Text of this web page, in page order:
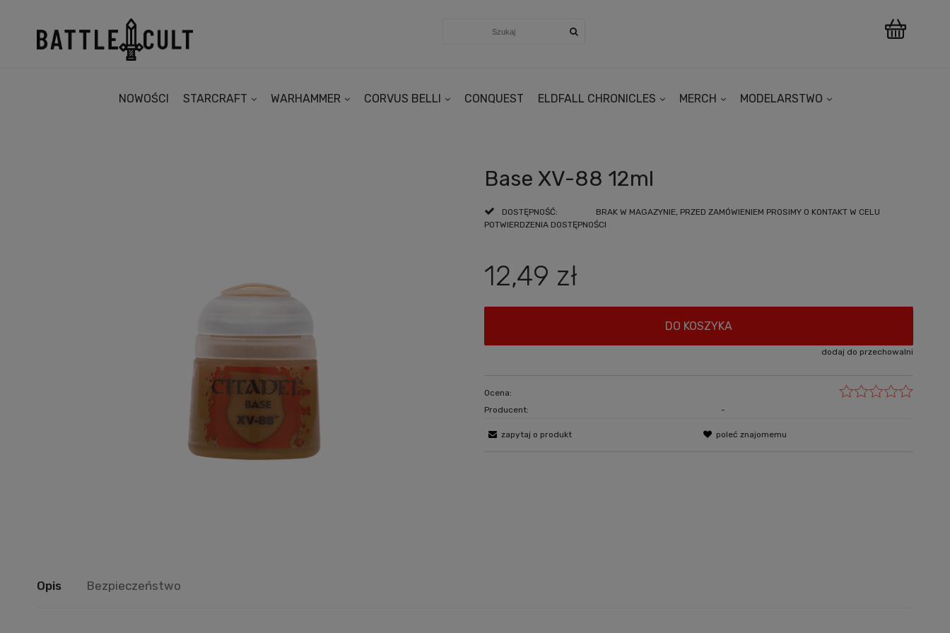
NOWOŚCI STARCRAFT WARHAMMER CORVUS BELLI CONQUEST ELDFALL CHRONICLES MERCH MODELARSTWO
Base XV-88 12ml
DOSTĘPNOŚĆ:
BRAK W MAGAZYNIE, PRZED ZAMÓWIENIEM PROSIMY O KONTAKT W CELU
POTWIERDZENIA DOSTĘPNOŚCI
12,49 zł
DO KOSZYKA
dodaj do przechowalni
Ocena:
Producent:
-
zapytaj o produkt poleć znajomemu
Opis Bezpieczeństwo